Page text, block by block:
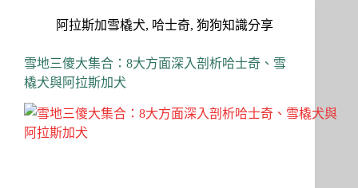
阿拉斯加雪橇犬, 哈士奇, 狗狗知識分享
雪地三傻大集合：8大方面深入剖析哈士奇、雪
橇犬與阿拉斯加犬